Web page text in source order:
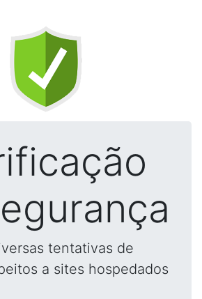
tentativas de
a sites hospedados